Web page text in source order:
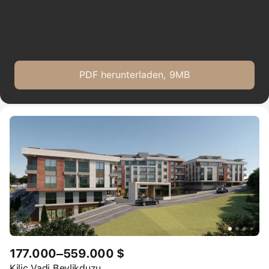
PDF herunterladen, 9MB
177.000–559.000 $